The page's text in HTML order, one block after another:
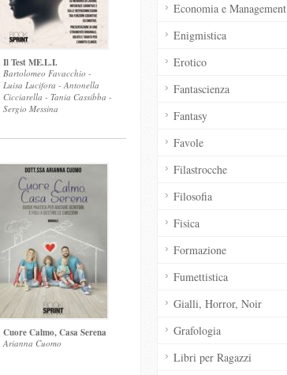
Il Test ME.L.I.
Bartolomeo Favacchio -
Luisa Lucifora - Antonella
Cicciarella - Tania Cassibba -
Sergio Messina
Cuore Calmo, Casa Serena
Arianna Cuomo
Economia e Management
Enigmistica
Erotico
Fantascienza
Fantasy
Favole
Filastrocche
Filosofia
Fisica
Formazione
Fumettistica
Gialli, Horror, Noir
Grafologia
Libri per Ragazzi